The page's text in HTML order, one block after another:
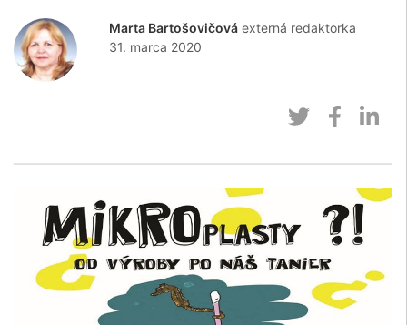
Marta Bartošovičová externá redaktorka
31. marca 2020